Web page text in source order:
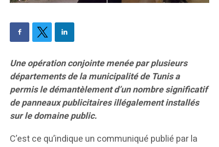
Une opération conjointe menée par plusieurs
départements de la municipalité de Tunis a
permis le démantèlement d’un nombre significatif
de panneaux publicitaires illégalement installés
sur le domaine public.
C’est ce qu’indique un communiqué publié par la